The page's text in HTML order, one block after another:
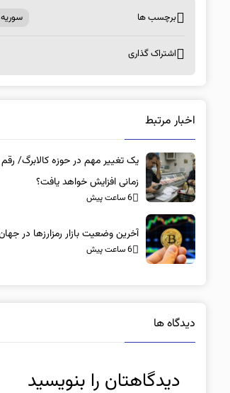
برچسب ها
اشتراک گذاری
اخبار مرتبط
یک تغییر مهم در حوزه کالابرگ/
زمانی افزایش خواهد یافت؟
6 ساعت پیش
آخرین وضعیت بازار رمزارزها در جهان/ معاملات ۶
6 ساعت پیش
دیدگاه ها
دیدگاهتان را بنویسید